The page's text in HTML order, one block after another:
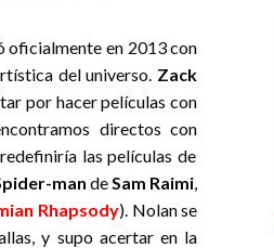
oficialmente en 2013 con
del universo. Zack
por hacer películas con
directos con
las películas de
man deSam Raimi,
Rhapsody). Nolan se
y supo acertar en la